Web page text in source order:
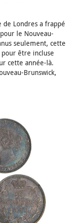
de Londres a frappé
le Nouveau-
seulement, cette
être incluse
cette année-là.
Brunswick,